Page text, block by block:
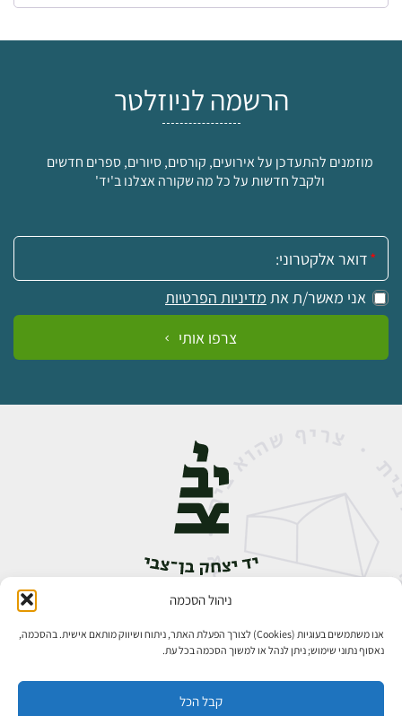
ניהול הסכמה
אנו משתמשים בעוגיות (Cookies) לצורך הפעלת האתר, ניתוח ושיווק מותאם אישית. בהסכמה,
נאסוף נתוני שימוש; ניתן לנהל או למשוך הסכמה בכל עת.
קבל הכל
הרשמה לניוזלטר
מוזמנים להתעדכן על אירועים, קורסים, סיורים, ספרים חדשים
ולקבל חדשות על כל מה שקורה אצלנו ב'יד'
אימייל:
אני מאשר/ת את מדיניות הפרטיות
צרפו אותי
אבן גבירול 14, רחביה, ירושלים